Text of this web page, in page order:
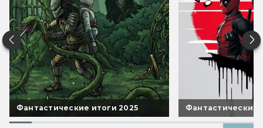
Фантастические итоги 2025 Фантастические